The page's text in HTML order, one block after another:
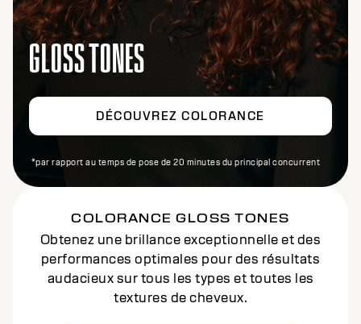
GLOSS TONES
DÉCOUVREZ COLORANCE
*par rapport au temps de pose de 20 minutes du principal concurrent
COLORANCE GLOSS TONES
Obtenez une brillance exceptionnelle et des
performances optimales pour des résultats
audacieux sur tous les types et toutes les
textures de cheveux.